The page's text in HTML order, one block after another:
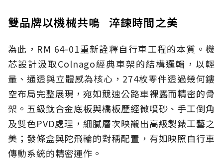
雙品牌以機械共鳴 淬鍊時間之美
為此，RM 64-01重新詮釋自行車工程的本質。機
芯設計汲取Colnago經典車架的結構邏輯，以輕
量、通透與立體感為核心，274枚零件透過幾何鏤
空布局完整展現，宛如競速公路車裸露而精密的骨
架。五級鈦合金底板與橋板歷經微噴砂、手工倒角
及雙色PVD處理，細膩層次映襯出高級製錶工藝之
美；發條盒與陀飛輪的對稱配置，有如映照自行車
傳動系統的精密運作。